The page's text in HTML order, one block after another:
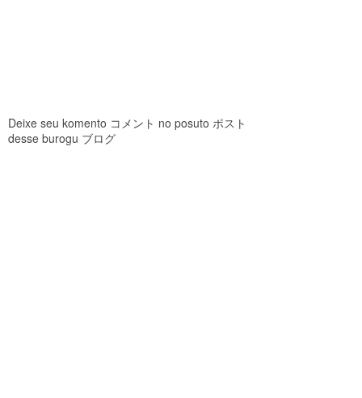
Deixe seu komento コメント no posuto ポスト
desse burogu ブログ